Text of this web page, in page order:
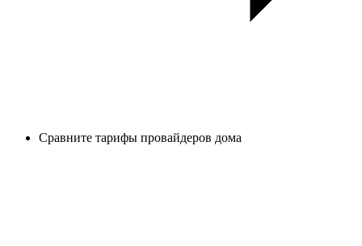
Сравните тарифы провайдеров дома